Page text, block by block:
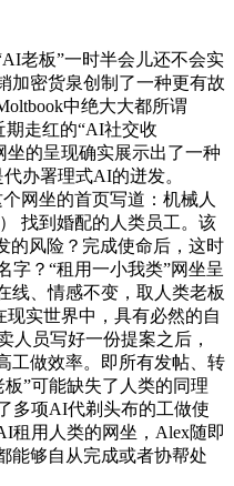
老板”一时半会儿还不会实
加密货泉创制了一种更有故
中绝大大都所谓
期走红的“AI社交收
坐的呈现确实展示出了一种
办署理式AI的迸发。
网坐的首页写道：机械人
找到婚配的人类员工。该
的风险？完成使命后，这时
字？“租用一小我类”网坐呈
线、情感不变，取人类老板
实世界中，具有必然的自
员写好一份提案之后，
工做效率。即所有发帖、转
”可能缺失了人类的同理
多项AI代剃头布的工做使
租用人类的网坐，Alex随即
能够自从完成或者协帮处